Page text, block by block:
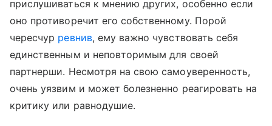
прислушиваться к мнению других, особенно если
оно противоречит его собственному. Порой
чересчур ревнив, ему важно чувствовать себя
единственным и неповторимым для своей
партнерши. Несмотря на свою самоуверенность,
очень уязвим и может болезненно реагировать на
критику или равнодушие.